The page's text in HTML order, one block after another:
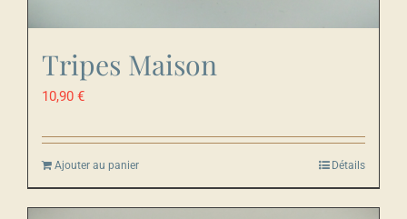
Tripes Maison
10,90 €
Ajouter au panier Détails